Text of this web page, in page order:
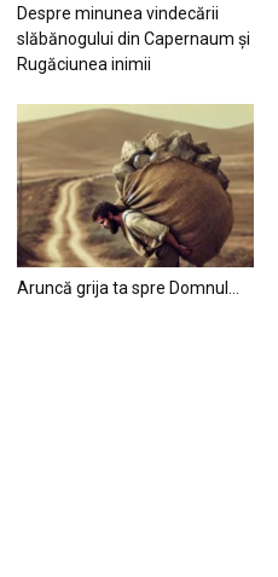
Despre minunea vindecării
slăbănogului din Capernaum și
Rugăciunea inimii
Aruncă grija ta spre Domnul…